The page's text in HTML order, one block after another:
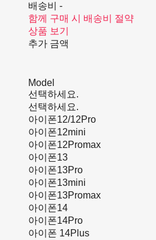
배송비 -
함께 구매 시 배송비 절약
상품 보기
추가 금액
Model
선택하세요.
선택하세요.
아이폰12/12Pro
아이폰12mini
아이폰12Promax
아이폰13
아이폰13Pro
아이폰13mini
아이폰13Promax
아이폰14
아이폰14Pro
아이폰 14Plus